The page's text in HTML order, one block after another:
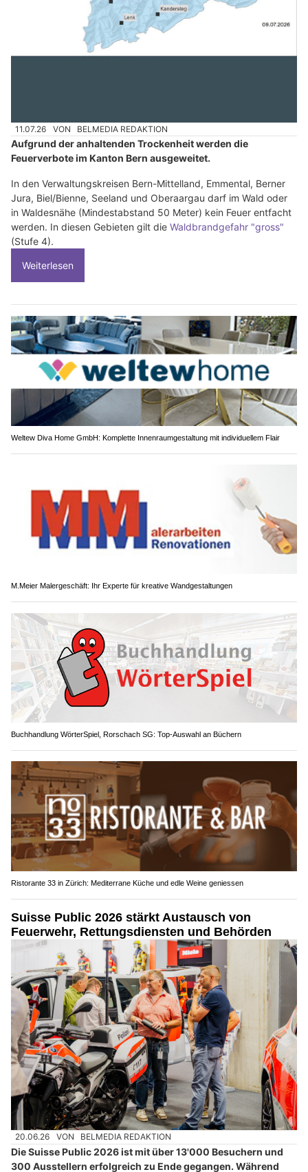
11.07.26 VON BELMEDIA REDAKTION
Aufgrund der anhaltenden Trockenheit werden die
Feuerverbote im Kanton Bern ausgeweitet.
In den Verwaltungskreisen Bern-Mittelland, Emmental, Berner
Jura, Biel/Bienne, Seeland und Oberaargau darf im Wald oder
in Waldesnähe (Mindestabstand 50 Meter) kein Feuer entfacht
werden. In diesen Gebieten gilt die Waldbrandgefahr "gross"
(Stufe 4).
Weiterlesen
Weltew Diva Home GmbH: Komplette Innenraumgestaltung mit individuellem Flair
M.Meier Malergeschäft: Ihr Experte für kreative Wandgestaltungen
Buchhandlung WörterSpiel, Rorschach SG: Top-Auswahl an Büchern
Ristorante 33 in Zürich: Mediterrane Küche und edle Weine geniessen
Suisse Public 2026 stärkt Austausch von
Feuerwehr, Rettungsdiensten und Behörden
20.06.26 VON BELMEDIA REDAKTION
Die Suisse Public 2026 ist mit über 13'000 Besuchern und
300 Ausstellern erfolgreich zu Ende gegangen. Während